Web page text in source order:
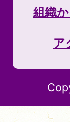
組織
ア